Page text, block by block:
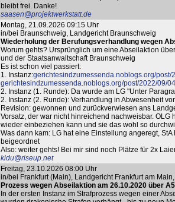
bleibt frei. Danke!
saasen@projektwerkstatt.de
Montag, 21.09.2026 09:15 Uhr
in/bei Braunschweig, Landgericht Braunschweig
Wiederholung der Berufungsverhandlung wegen
Worum gehts? Ursprünglich um eine Abseilaktion
und der Staatsanwaltschaft Braunschweig
Es ist schon viel passiert:
1. Instanz:gerichtesindzumessenda.noblogs.org/
gerichtesindzumessenda.noblogs.org/post/2022/09/
2. Instanz (1. Runde): Da wurde am LG "Unter
2. Instanz (2. Runde): Verhandlung in Abwesenheit
Revision: gewonnen und zurückverwiesen ans
Vorsatz, der war nicht hinreichend nachweisbar.
wieder einbeziehen kann und sie das wohl so
Was dann kam: LG hat eine Einstellung angeregt,
beigeordnet
Also: weiter gehts! Bei mir sind noch Plätze für 2x
kidu@riseup.net
Freitag, 23.10.2026 08:00 Uhr
in/bei Frankfurt (Main), Landgericht Frankfurt am
Prozess wegen Abseilaktion am 26.10.2020 über A5
In der ersten Instanz im Strafprozess wegen einer